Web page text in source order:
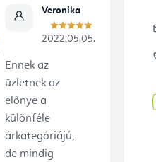
Veronika
2022.05.05.
Ennek az
üzletnek az
előnye a
különféle
árkategóriájú,
de mindig